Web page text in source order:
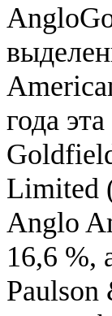
года
Limited
Anglo
16,6 %,